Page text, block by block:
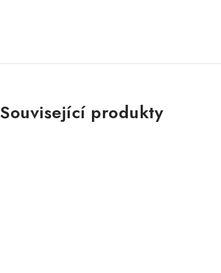
Související produkty